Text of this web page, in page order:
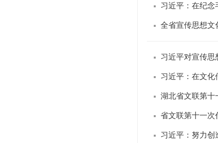
习近平：在纪念
全省宣传思想文
习近平对宣传思
习近平：在文化
湖北省文联第十
省文联第十一次
习近平：努力创